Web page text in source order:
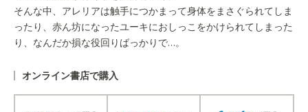
そんな中、アレリアは触手につかまって身体をまさぐられてしま
ったり、赤ん坊になったユーキにおしっこをかけられてしまった
り、なんだか損な役回りばっかりで…。
オンライン書店で購入